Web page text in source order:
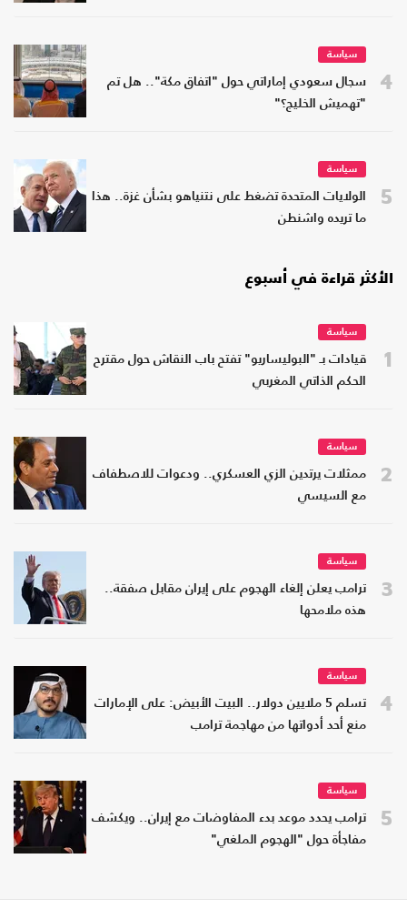
4
سياسة
سجال سعودي إماراتي حول "اتفاق مكة".. هل تم
"تهميش الخليج؟"
5
سياسة
الولايات المتحدة تضغط على نتنياهو بشأن غزة.. هذا
ما تريده واشنطن
الأكثر قراءة في أسبوع
1
سياسة
قيادات بـ "البوليساريو" تفتح باب النقاش حول مقترح
الحكم الذاتي المغربي
2
سياسة
ممثلات يرتدين الزي العسكري.. ودعوات للاصطفاف
مع السيسي
3
سياسة
ترامب يعلن إلغاء الهجوم على إيران مقابل صفقة..
هذه ملامحها
4
سياسة
تسلم 5 ملايين دولار.. البيت الأبيض: على الإمارات
منع أحد أدواتها من مهاجمة ترامب
5
سياسة
ترامب يحدد موعد بدء المفاوضات مع إيران.. ويكشف
مفاجأة حول "الهجوم الملغي"